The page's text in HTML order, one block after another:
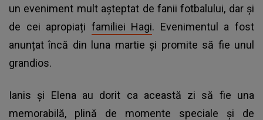
un eveniment mult așteptat de fanii fotbalului, dar și
de cei apropiați familiei Hagi. Evenimentul a fost
anunțat încă din luna martie și promite să fie unul
grandios.
Ianis și Elena au dorit ca această zi să fie una
memorabilă, plină de momente speciale și de